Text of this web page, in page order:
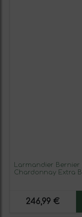
Larmandier Bernier
Chardonnay Extra
cl Espumoso Blanco
246,99 €